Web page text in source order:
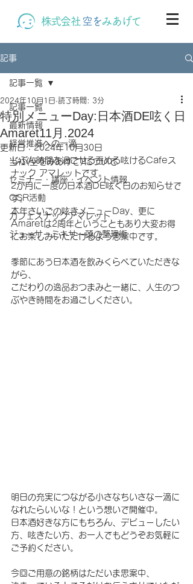
株式会社空をみあげて
記事
記事一覧
最新情報
経営推進への一滴
当社(空をみあげて)について
セミナー・講座・イベント情報
CSR活動
カフェスナックアマレット
ジューサーミキサー頭の整理術
記事一覧
特別メニューDay:日本酒DE呟く日
Amaret11月.2024
2024年10月1日 読了時間: 3分
更新日：2024年10月30日
じぶん時間を過ごせる吞める呟けるCafeス
ナック アマレットです。
2か月に一度の日本酒DE呟く日のお知らせで
す。
本年さいごの呟きメニューDay、更に
Amaretは2周年ということもあり大変お得
にお楽しみいただけるよう思案中です。
季節にあう日本酒を飲みくらべていただきな
がら、
こだわりの逸品おつまみと一緒に、人生のつ
ぶやき時間をお過ごしください。
明日の充実につながる小さなちいさな一滴に
なれたらいいな！という想いで開催中。
日本酒好きな方にもちろん、デビューしたい
方、呟きたい方、お一人でもどうぞお気軽に
ご予約ください。
今回ご用意の銘柄はただいま思案中、